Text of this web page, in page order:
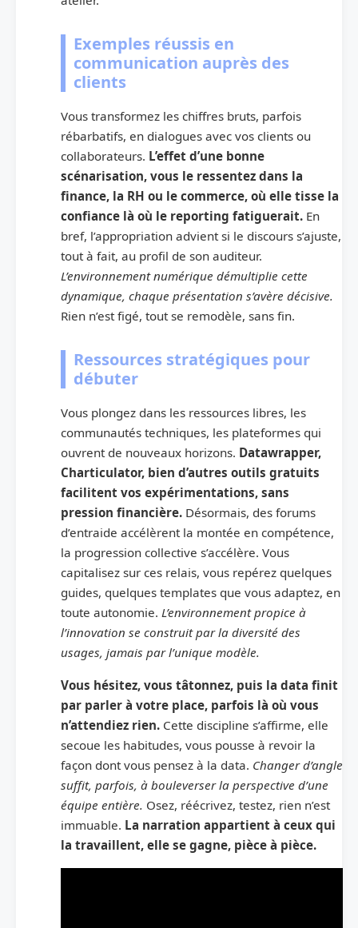
Exemples réussis en
communication auprès des
clients
Vous transformez les chiffres bruts, parfois
rébarbatifs, en dialogues avec vos clients ou
collaborateurs. L’effet d’une bonne
scénarisation, vous le ressentez dans la
finance, la RH ou le commerce, où elle tisse la
confiance là où le reporting fatiguerait. En
bref, l’appropriation advient si le discours s’ajuste,
tout à fait, au profil de son auditeur.
L’environnement numérique démultiplie cette
dynamique, chaque présentation s’avère décisive.
Rien n’est figé, tout se remodèle, sans fin.
Ressources stratégiques pour
débuter
Vous plongez dans les ressources libres, les
communautés techniques, les plateformes qui
ouvrent de nouveaux horizons. Datawrapper,
Charticulator, bien d’autres outils gratuits
facilitent vos expérimentations, sans
pression financière. Désormais, des forums
d’entraide accélèrent la montée en compétence,
la progression collective s’accélère. Vous
capitalisez sur ces relais, vous repérez quelques
guides, quelques templates que vous adaptez, en
toute autonomie. L’environnement propice à
l’innovation se construit par la diversité des
usages, jamais par l’unique modèle.
Vous hésitez, vous tâtonnez, puis la data finit
par parler à votre place, parfois là où vous
n’attendiez rien. Cette discipline s’affirme, elle
secoue les habitudes, vous pousse à revoir la
façon dont vous pensez à la data. Changer d’angle
suffit, parfois, à bouleverser la perspective d’une
équipe entière. Osez, réécrivez, testez, rien n’est
immuable. La narration appartient à ceux qui
la travaillent, elle se gagne, pièce à pièce.